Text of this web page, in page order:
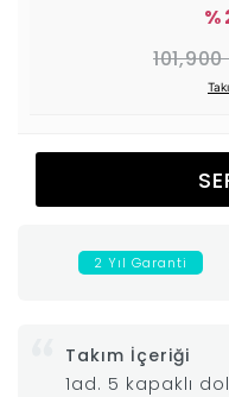
İdaş
%
101,900
2 Yıl Garanti
Takım İçeriği
1ad. 5 kapaklı